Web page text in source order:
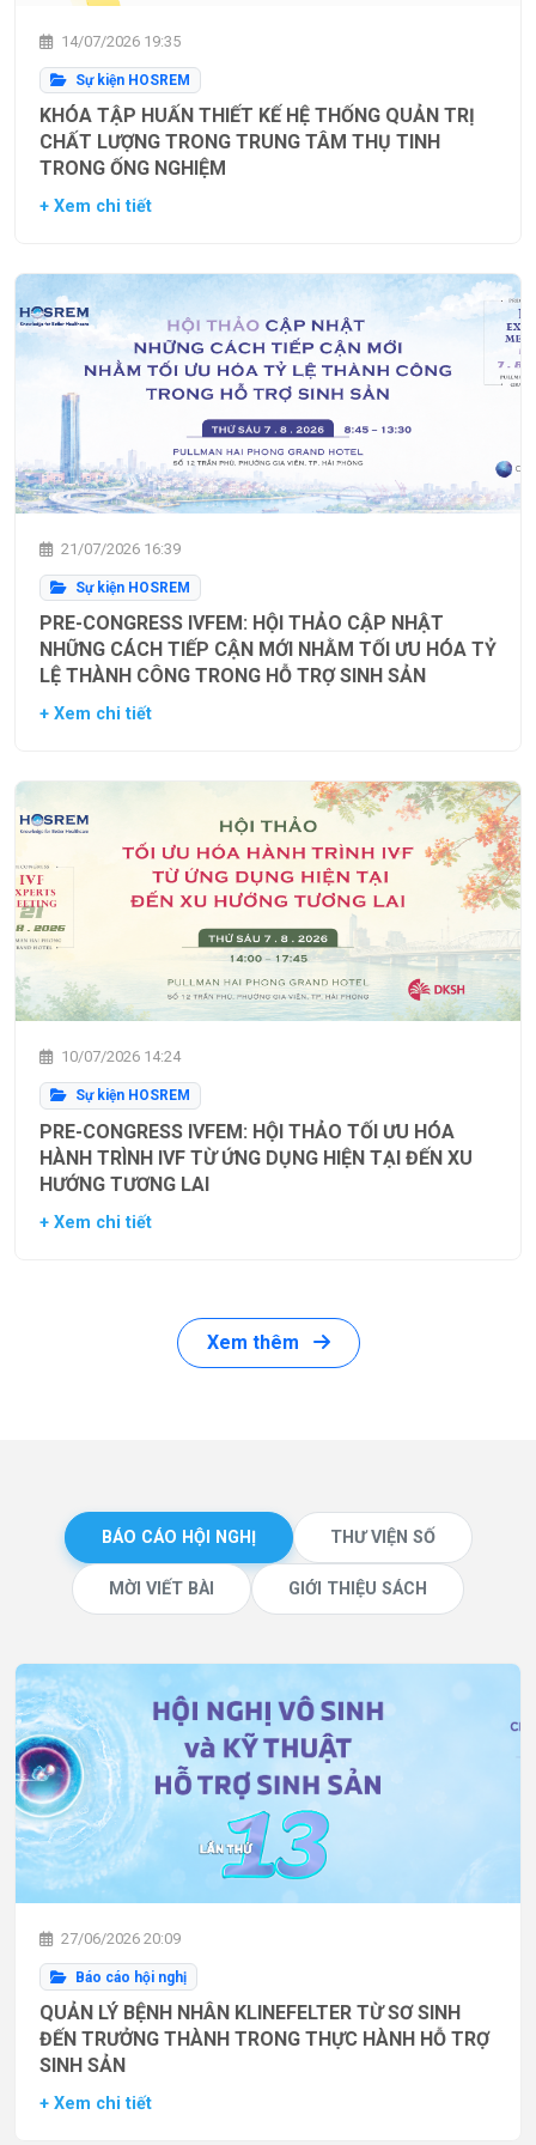
14/07/2026 19:35
Sự kiện HOSREM
KHÓA TẬP HUẤN THIẾT KẾ HỆ THỐNG QUẢN TRỊ
CHẤT LƯỢNG TRONG TRUNG TÂM THỤ TINH
TRONG ỐNG NGHIỆM
+ Xem chi tiết
21/07/2026 16:39
Sự kiện HOSREM
PRE-CONGRESS IVFEM: HỘI THẢO CẬP NHẬT
NHỮNG CÁCH TIẾP CẬN MỚI NHẰM TỐI ƯU HÓA TỶ
LỆ THÀNH CÔNG TRONG HỖ TRỢ SINH SẢN
+ Xem chi tiết
10/07/2026 14:24
Sự kiện HOSREM
PRE-CONGRESS IVFEM: HỘI THẢO TỐI ƯU HÓA
HÀNH TRÌNH IVF TỪ ỨNG DỤNG HIỆN TẠI ĐẾN XU
HƯỚNG TƯƠNG LAI
+ Xem chi tiết
Xem thêm
BÁO CÁO HỘI NGHỊ THƯ VIỆN SỐ
MỜI VIẾT BÀI GIỚI THIỆU SÁCH
27/06/2026 20:09
Báo cáo hội nghị
QUẢN LÝ BỆNH NHÂN KLINEFELTER TỪ SƠ SINH
ĐẾN TRƯỞNG THÀNH TRONG THỰC HÀNH HỖ TRỢ
SINH SẢN
+ Xem chi tiết